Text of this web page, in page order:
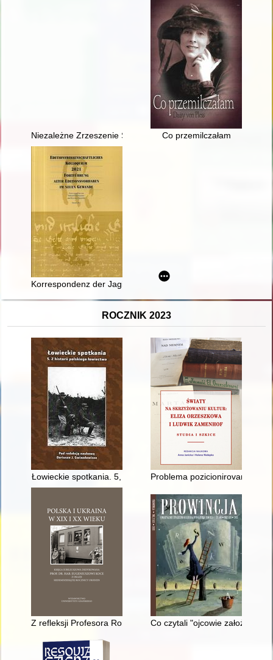
Niezależne Zrzeszenie Studentów 1980-1989 : w drodze do
Co przemilczałam
Korrespondenz der Jagiellonen (1440-1506) : eine
ROCZNIK 2023
Łowieckie spotkania. 5, Problema pozicionirovaniâ
Z refleksji Profesora Romana Wapińskiego o historii i
Co czytali "ojcowie